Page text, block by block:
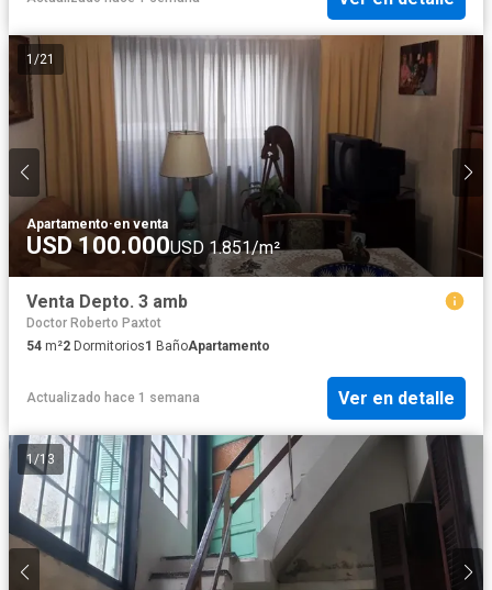
1 /21
Apartamento·en venta
USD 100.000USD 1.851/m²
Venta Depto. 3 amb
Doctor Roberto Paxtot
54 m²2 Dormitorios1 BañoApartamento
Actualizado hace 1 semana Ver en detalle
1/13